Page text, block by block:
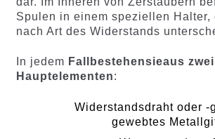
Spulen in einem speziellen Halter,
nach Art des Widerstands
In jedem Fallbestehensieaus zwei
Hauptelementen:
Widerstandsdraht oder -
gewebtes